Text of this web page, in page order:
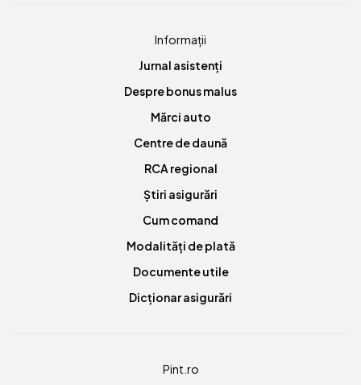
Informații
Jurnal asistenți
Despre bonus malus
Mărci auto
Centre de daună
RCA regional
Știri asigurări
Cum comand
Modalități de plată
Documente utile
Dicționar asigurări
Pint.ro